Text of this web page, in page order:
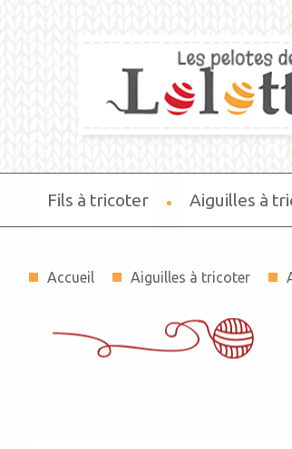
Fils à tricoter Aiguilles à
Accueil Aiguilles à tricoter